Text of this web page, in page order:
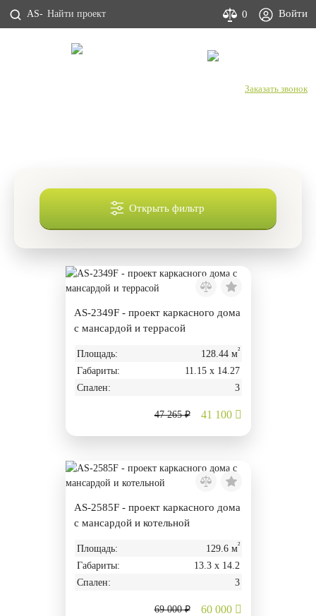
AS- 0 Войти
Заказать звонок
Открыть фильтр
AS-2349F - проект каркасного дома
с мансардой и террасой
Площадь: 128.44 м²
Габариты:
11.15 х 14.27
Спален:
3
47 265 ₽ 41 100
AS-2585F - проект каркасного дома
с мансардой и котельной
Площадь: 129.6 м²
Габариты:
13.3 х 14.2
Спален:
3
69 000 ₽ 60 000